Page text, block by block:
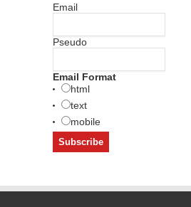
Email
Pseudo
Email Format
html
text
mobile